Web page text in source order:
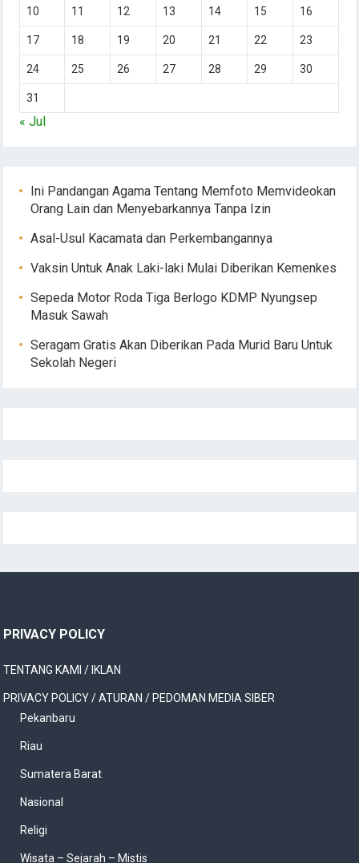
10 11 12 13 14 15 16
17 18 19 20 21 22 23
24 25 26 27 28 29 30
31
« Jul
Ini Pandangan Agama Tentang Memfoto Memvideokan
Orang Lain dan Menyebarkannya Tanpa Izin
Asal-Usul Kacamata dan Perkembangannya
Vaksin Untuk Anak Laki-laki Mulai Diberikan Kemenkes
Sepeda Motor Roda Tiga Berlogo KDMP Nyungsep
Masuk Sawah
Seragam Gratis Akan Diberikan Pada Murid Baru Untuk
Sekolah Negeri
PRIVACY POLICY
TENTANG KAMI / IKLAN
PRIVACY POLICY / ATURAN / PEDOMAN MEDIA SIBER
Pekanbaru
Riau
Sumatera Barat
Nasional
Religi
Wisata – Sejarah – Mistis